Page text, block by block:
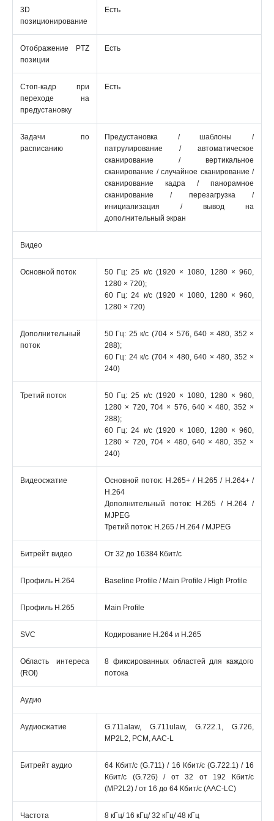
3D
позиционирование
Есть
Отображение PTZ
позиции
Есть
Стоп-кадр при
переходе на
предустановку
Есть
Задачи по
расписанию
Предустановка / шаблоны /
патрулирование / автоматическое
сканирование / вертикальное
сканирование / случайное сканирование /
сканирование кадра / панорамное
сканирование / перезагрузка /
инициализация / вывод на
дополнительный экран
Видео
Основной поток
50 Гц: 25 к/с (1920 × 1080, 1280 × 960,
1280 × 720);
60 Гц: 24 к/с (1920 × 1080, 1280 × 960,
1280 × 720)
Дополнительный
поток
50 Гц: 25 к/с (704 × 576, 640 × 480, 352 ×
288);
60 Гц: 24 к/с (704 × 480, 640 × 480, 352 ×
240)
Третий поток
50 Гц: 25 к/с (1920 × 1080, 1280 × 960,
1280 × 720, 704 × 576, 640 × 480, 352 ×
288);
60 Гц: 24 к/с (1920 × 1080, 1280 × 960,
1280 × 720, 704 × 480, 640 × 480, 352 ×
240)
Видеосжатие
Основной поток: H.265+ / H.265 / H.264+ /
H.264
Дополнительный поток: H.265 / H.264 /
MJPEG
Третий поток: H.265 / H.264 / MJPEG
Битрейт видео От 32 до 16384 Кбит/с
Профиль H.264 Baseline Profile / Main Profile / High Profile
Профиль H.265 Main Profile
SVC Кодирование H.264 и H.265
Область интереса
(ROI)
8 фиксированных областей для каждого
потока
Аудио
Аудиосжатие
G.711alaw, G.711ulaw, G.722.1, G.726,
MP2L2, PCM, AAC-L
Битрейт аудио
64 Кбит/с (G.711) / 16 Кбит/с (G.722.1) / 16
Кбит/с (G.726) / от 32 от 192 Кбит/с
(MP2L2) / от 16 до 64 Кбит/с (AAC-LC)
Частота
8 кГц/ 16 кГц/ 32 кГц/ 48 кГц